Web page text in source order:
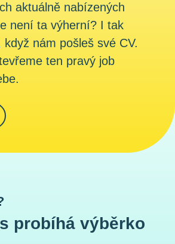
aktuálně nabízených
není ta výherní? I tak
když nám pošleš své CV.
ten pravý job
probíhá výběrko